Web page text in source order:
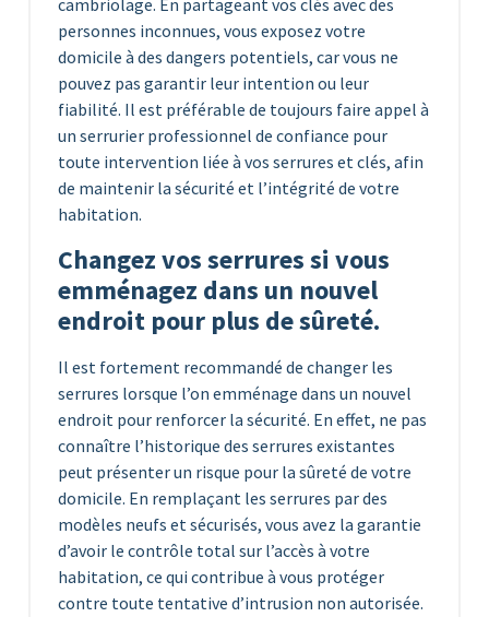
cambriolage. En partageant vos clés avec des
personnes inconnues, vous exposez votre
domicile à des dangers potentiels, car vous ne
pouvez pas garantir leur intention ou leur
fiabilité. Il est préférable de toujours faire appel à
un serrurier professionnel de confiance pour
toute intervention liée à vos serrures et clés, afin
de maintenir la sécurité et l’intégrité de votre
habitation.
Changez vos serrures si vous
emménagez dans un nouvel
endroit pour plus de sûreté.
Il est fortement recommandé de changer les
serrures lorsque l’on emménage dans un nouvel
endroit pour renforcer la sécurité. En effet, ne pas
connaître l’historique des serrures existantes
peut présenter un risque pour la sûreté de votre
domicile. En remplaçant les serrures par des
modèles neufs et sécurisés, vous avez la garantie
d’avoir le contrôle total sur l’accès à votre
habitation, ce qui contribue à vous protéger
contre toute tentative d’intrusion non autorisée.